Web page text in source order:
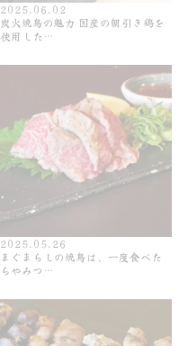
2025.06.02
炭火焼鳥の魅力 国産の朝引き鶏を
使用した…
2025.05.26
まぐまらしの焼鳥は、一度食べた
らやみつ…